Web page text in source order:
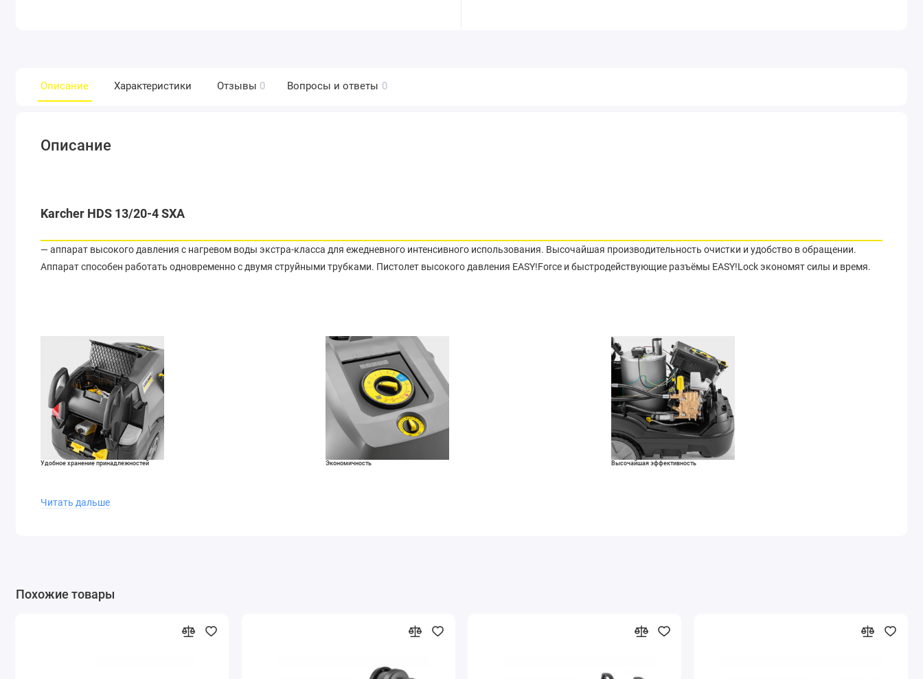
Описание Характеристики Отзывы 0 Вопросы и ответы 0
Описание
Karcher HDS 13/20-4 SXA
— аппарат высокого давления с нагревом воды экстра-класса для ежедневного интенсивного использования. Высочайшая производительность очистки и удобство в обращении.
Аппарат способен работать одновременно с двумя струйными трубками. Пистолет высокого давления EASY!Force и быстродействующие разъёмы EASY!Lock экономят силы и время.
Удобное хранение принадлежностей Экономичность Высочайшая эффективность
Читать дальше
Похожие товары